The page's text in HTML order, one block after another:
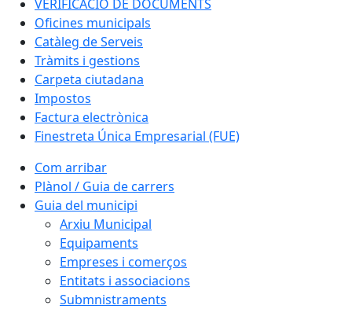
VERIFICACIÓ DE DOCUMENTS
Oficines municipals
Catàleg de Serveis
Tràmits i gestions
Carpeta ciutadana
Impostos
Factura electrònica
Finestreta Única Empresarial (FUE)
Com arribar
Plànol / Guia de carrers
Guia del municipi
Arxiu Municipal
Equipaments
Empreses i comerços
Entitats i associacions
Submnistraments